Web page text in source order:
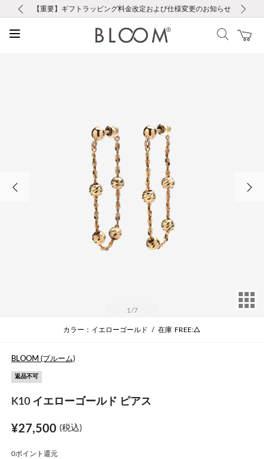
お修理・アフターサービスのご案内
【重要】令和８年熊本地震に伴う集配への影響について
【重要】ギフトラッピング料金改定および仕様変更のお知らせ
【重要】夏季休業の営業についてのご案内
税込5,500円以上で送料無料｜最短24時間以内に発送
新規会員登録で1000ポイントプレゼント！
新規LINE友だち登録で500円クーポンプレゼント
会員限定！レビュー投稿で100ポイントプレゼント
お修理・アフターサービスのご案内
【重要】令和８年熊本地震に伴う集配への影響について
1 /7
カラー：イエローゴールド / 在庫 FREE:△
BLOOM (ブルーム)
返品不可
K10 イエローゴールド ピアス
¥27,500(税込)
0ポイント還元